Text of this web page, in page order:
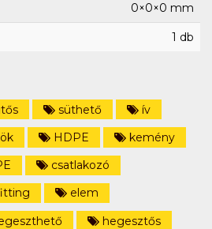
0×0×0 mm
1 db
süthető
ív
HDPE
kemény
csatlakozó
elem
hegesztős